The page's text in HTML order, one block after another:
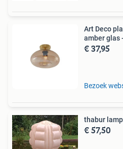
Art Deco
amber glas
€ 37,95
Bezoek
thabur lamp
€ 57,50